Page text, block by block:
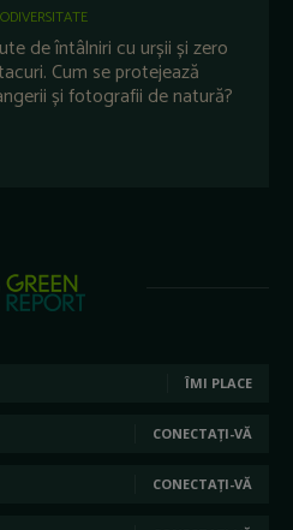
de întâlniri cu urșii și zero
Cum se protejează
și fotografii de natură?
ÎMI PLACE
CONECTAȚI-VĂ
CONECTAȚI-VĂ